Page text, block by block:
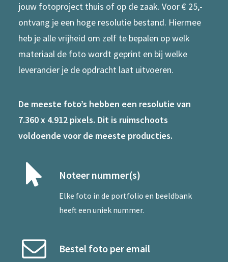
jouw fotoproject thuis of op de zaak. Voor € 25,-
ontvang je een hoge resolutie bestand. Hiermee
heb je alle vrijheid om zelf te bepalen op welk
materiaal de foto wordt geprint en bij welke
leverancier je de opdracht laat uitvoeren.
De meeste foto’s hebben een resolutie van
7.360 x 4.912 pixels. Dit is ruimschoots
voldoende voor de meeste producties.
Noteer nummer(s)
Elke foto in de portfolio en beeldbank
heeft een uniek nummer.
Bestel foto per email